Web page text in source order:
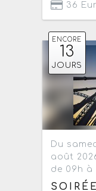
36
ENCORE
13
JOURS
Du
août
de 09h à